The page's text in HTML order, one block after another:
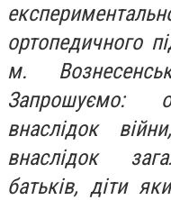
ортопедичного
м.
Запрошуємо:
внаслідок
внаслідок
батьків, діти